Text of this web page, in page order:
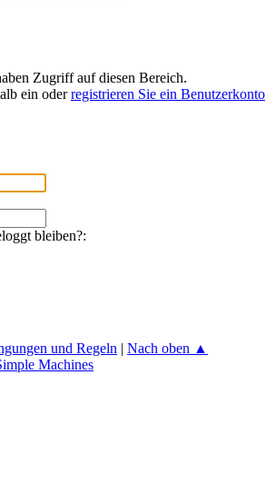
Zugriff auf diesen Bereich.
ein oderregistrieren Sie ein Benutzerkonto
bleiben?:
und Regeln | Nach oben ▲
Machines